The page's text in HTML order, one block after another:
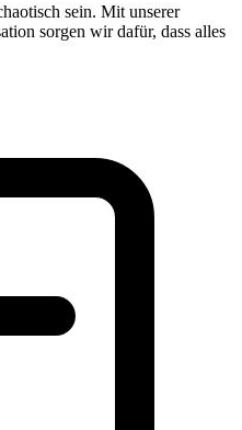
sein. Mit unserer
sorgen wir dafür, dass alles